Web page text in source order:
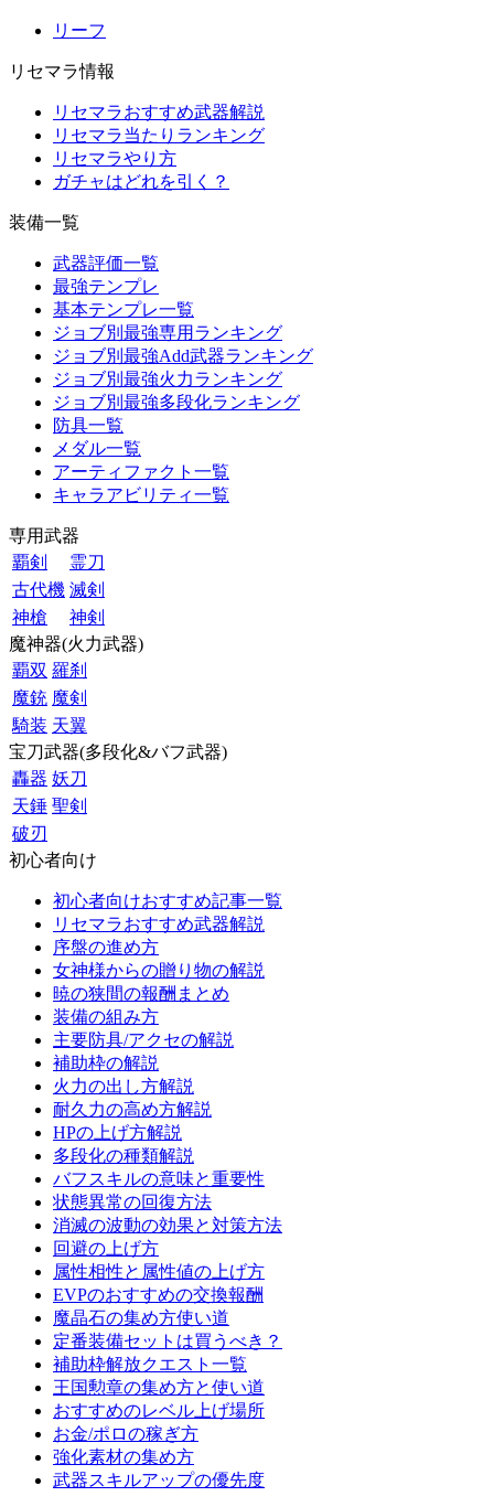
リーフ
リセマラ情報
リセマラおすすめ武器解説
リセマラ当たりランキング
リセマラやり方
ガチャはどれを引く？
装備一覧
武器評価一覧
最強テンプレ
基本テンプレ一覧
ジョブ別最強専用ランキング
ジョブ別最強Add武器ランキング
ジョブ別最強火力ランキング
ジョブ別最強多段化ランキング
防具一覧
メダル一覧
アーティファクト一覧
キャラアビリティ一覧
専用武器
覇剣
霊刀
古代機 滅剣
神槍
神剣
魔神器(火力武器)
覇双 羅刹
魔銃 魔剣
騎装 天翼
宝刀武器(多段化&バフ武器)
轟器 妖刀
天錘 聖剣
破刃
初心者向け
初心者向けおすすめ記事一覧
リセマラおすすめ武器解説
序盤の進め方
女神様からの贈り物の解説
暁の狭間の報酬まとめ
装備の組み方
主要防具/アクセの解説
補助枠の解説
火力の出し方解説
耐久力の高め方解説
HPの上げ方解説
多段化の種類解説
バフスキルの意味と重要性
状態異常の回復方法
消滅の波動の効果と対策方法
回避の上げ方
属性相性と属性値の上げ方
EVPのおすすめの交換報酬
魔晶石の集め方使い道
定番装備セットは買うべき？
補助枠解放クエスト一覧
王国勲章の集め方と使い道
おすすめのレベル上げ場所
お金/ポロの稼ぎ方
強化素材の集め方
武器スキルアップの優先度